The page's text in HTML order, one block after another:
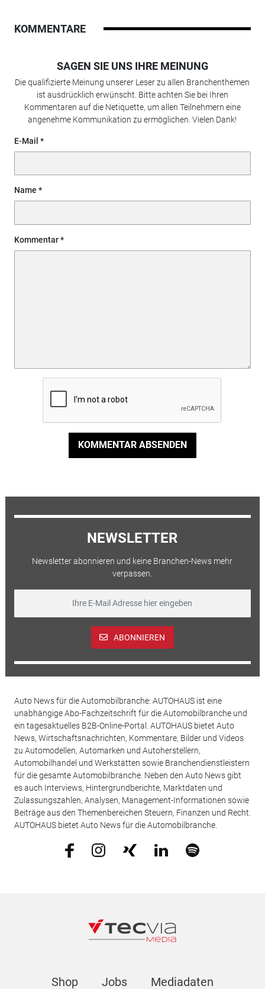
KOMMENTARE
SAGEN SIE UNS IHRE MEINUNG
Die qualifizierte Meinung unserer Leser zu allen Branchenthemen
ist ausdrücklich erwünscht. Bitte achten Sie bei Ihren
Kommentaren auf die Netiquette, um allen Teilnehmern eine
angenehme Kommunikation zu ermöglichen. Vielen Dank!
E-Mail
Name
Kommentar
KOMMENTAR ABSENDEN
NEWSLETTER
Newsletter abonnieren und keine Branchen-News mehr
verpassen.
ABONNIEREN
Auto News für die Automobilbranche: AUTOHAUS ist eine
unabhängige Abo-Fachzeitschrift für die Automobilbranche und
ein tagesaktuelles B2B-Online-Portal. AUTOHAUS bietet Auto
News, Wirtschaftsnachrichten, Kommentare, Bilder und Videos
zu Automodellen, Automarken und Autoherstellern,
Automobilhandel und Werkstätten sowie Branchendienstleistern
für die gesamte Automobilbranche. Neben den Auto News gibt
es auch Interviews, Hintergrundberichte, Marktdaten und
Zulassungszahlen, Analysen, Management-Informationen sowie
Beiträge aus den Themenbereichen Steuern, Finanzen und Recht.
AUTOHAUS bietet Auto News für die Automobilbranche.
Shop Jobs Mediadaten